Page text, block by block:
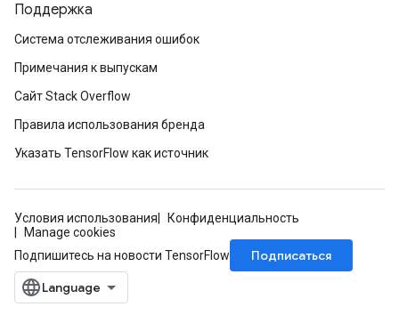
Поддержка
Система отслеживания ошибок
Примечания к выпускам
Сайт Stack Overflow
Правила использования бренда
Указать TensorFlow как источник
Условия использования
Конфиденциальность
Manage cookies
Подпишитесь на новости TensorFlow
Подписаться